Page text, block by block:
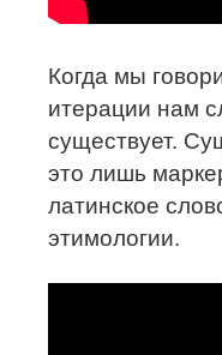
Когда мы
итерации нам
существует.
это лишь
латинское
этимологии.